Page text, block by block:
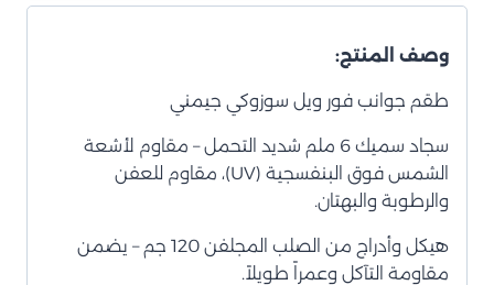
وصف المنتج:
طقم جوانب فور ويل سوزوكي جيمني
سجاد سميك 6 ملم شديد التحمل – مقاوم لأشعة
الشمس فوق البنفسجية (UV)، مقاوم للعفن
والرطوبة والبهتان.
هيكل وأدراج من الصلب المجلفن 120 جم – يضمن
مقاومة التآكل وعمراً طويلاً.